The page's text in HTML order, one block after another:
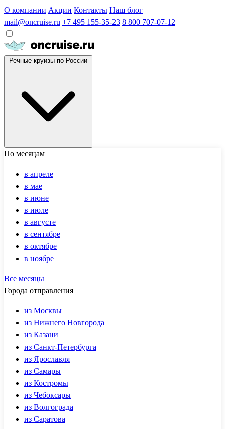
О компании Акции Контакты Наш блог
mail@oncruise.ru +7 495 155-35-23 8 800 707-07-12
По месяцам
в апреле
в мае
в июне
в июле
в августе
в сентябре
в октябре
в ноябре
Все месяцы
Города отправления
из Москвы
из Нижнего Новгорода
из Казани
из Санкт-Петербурга
из Ярославля
из Самары
из Костромы
из Чебоксары
из Волгограда
из Саратова